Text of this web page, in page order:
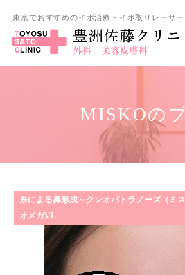
東京でおすすめのイボ治療・イボ取りレーザー
MISKOの
糸による鼻形成～クレオパトラノーズ（ミ
オメガVL